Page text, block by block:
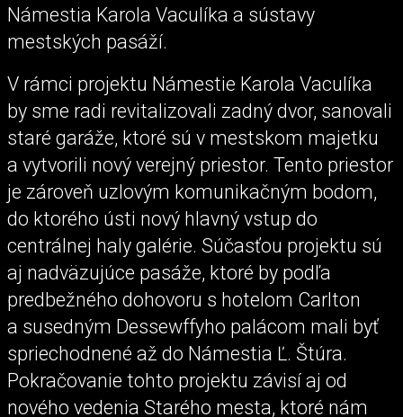
Námestia Karola Vaculíka a sústavy
mestských pasáží.
V rámci projektu Námestie Karola Vaculíka
by sme radi revitalizovali zadný dvor, sanovali
staré garáže, ktoré sú v mestskom majetku
a vytvorili nový verejný priestor. Tento priestor
je zároveň uzlovým komunikačným bodom,
do ktorého ústi nový hlavný vstup do
centrálnej haly galérie. Súčasťou projektu sú
aj nadväzujúce pasáže, ktoré by podľa
predbežného dohovoru s hotelom Carlton
a susedným Dessewffyho palácom mali byť
spriechodnené až do Námestia Ľ. Štúra.
Pokračovanie tohto projektu závisí aj od
nového vedenia Starého mesta, ktoré nám